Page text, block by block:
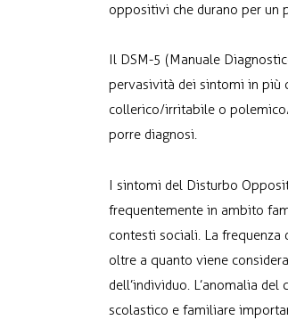
oppositivi che durano per un
Il DSM-5 (Manuale
pervasività dei sintomi in più
collerico/irritabile o
porre diagnosi.
I sintomi del Disturbo
frequentemente in ambito
contesti sociali. La
oltre a quanto viene
dell’individuo. L’anomalia
scolastico e familiare